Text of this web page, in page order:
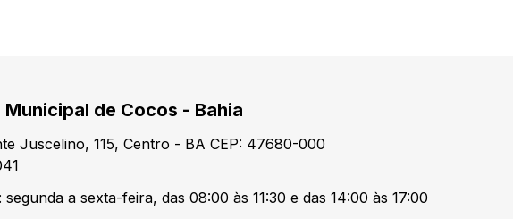
de Cocos - Bahia
Juscelino, 115, Centro - BA CEP: 47680-000
segunda a sexta-feira, das 08:00 às 11:30 e das 14:00 às 17:00